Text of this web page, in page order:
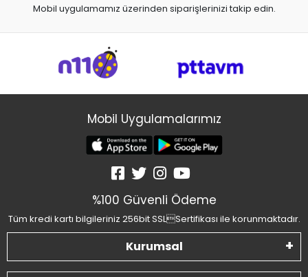
Mobil uygulamamız üzerinden siparişlerinizi takip edin.
Mobil Uygulamalarımız
%100 Güvenli Ödeme
Tüm kredi kartı bilgileriniz 256bit SSLSertifikası ile korunmaktadır.
Kurumsal